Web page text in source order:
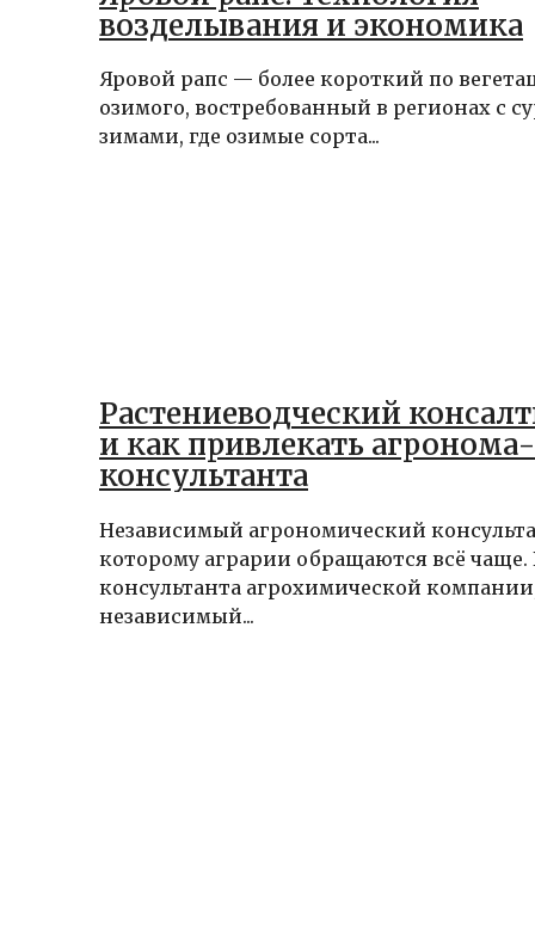
возделывания и экономика
Яровой рапс — более короткий по
озимого, востребованный в регионах с
зимами, где озимые сорта...
Растениеводческий
и как привлекать агронома-
консультанта
Независимый агрономический
которому аграрии обращаются всё чаще.
консультанта агрохимической
независимый...